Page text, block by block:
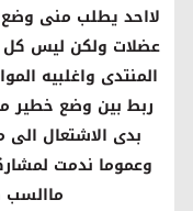
لااحد يطلب منى
عضلات ولكن ليس كل
المنتدى واغلبيه
ربط بين وضع خطير
بدى الاشتعال
وعموما ندمت
ماالسب